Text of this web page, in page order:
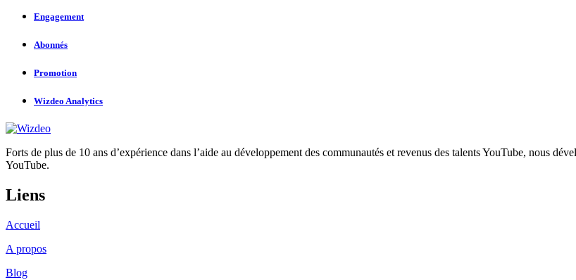
Engagement
Abonnés
Promotion
Wizdeo Analytics
Forts de plus de 10 ans d’expérience dans l’aide au développement des communautés et revenus des talents YouTube, nous
YouTube.
Liens
Accueil
A propos
Blog